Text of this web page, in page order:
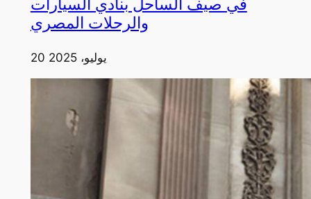
في صيف الساحل بنادي السيارات
والرحلات المصري
20 يوليو، 2025